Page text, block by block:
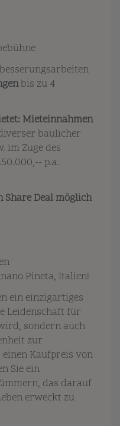
bis zu 4
Mieteinnahmen
baulicher
im Zuge des
p.a.
Share Deal möglich
Pineta, Italien!
ein einzigartiges
Leidenschaft für
sondern auch
zur
Kaufpreis von
Sie ein
das darauf
erweckt zu